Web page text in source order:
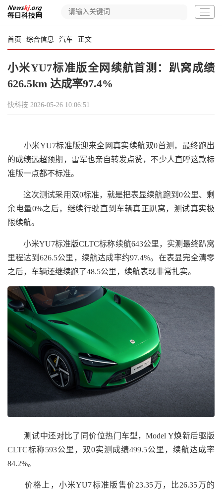
首页 综合信息 汽车 正文
小米YU7标准版全网续航首测：趴窝成绩
626.5km 达成率97.4%
快科技 2026-05-26 10:06:51
小米YU7标准版迎来全网真实续航双0首测，最终跑出
的成绩远超预期，雷军也亲自转发点赞，不少人直呼这款标
准版一点都不标准。
这次测试采用双0标准，就是把表显续航跑到0公里、剩
余电量0%之后，继续行驶直到车辆真正趴窝，测试真实极
限续航。
小米YU7标准版CLTC标称续航643公里，实测最终趴窝
里程达到626.5公里，续航达成率约97.4%。在表显完全清零
之后，车辆还继续跑了48.5公里，续航表现非常扎实。
测试中还对比了同价位热门车型，Model Y焕新后驱版
CLTC标称593公里，双0实测成绩499.5公里，续航达成率
84.2%。
价格上，小米YU7标准版售价23.35万，比26.35万的